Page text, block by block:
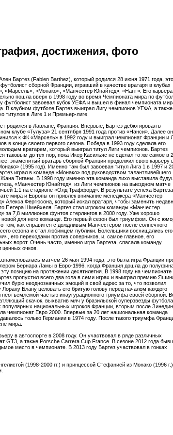
достижения, фото
Бартез (Fabien Barthez), который родился 28 июня 1971 года, это
сборной Франции, игравший в качестве вратаря в клубах
«Марсель», «Монако», «Манчестер Юнайтед», «Нант». Его карьера
пошла вверх в 1998 году во время Чемпионата мира по
футболист завоевал кубок УЕФА и вышел в финал чемпионата
В клубном футболе Бартез выиграл Лигу чемпионов УЕФА, а также
титулов в Лиге 1 и Премьер-лиге.
родился в Лавлане, Франция. Впервые, Бартез дебютировал в
клубе «Тулуза» 21 сентября 1991 года против «Нанси». Далее он
к ФК «Марсель» в 1992 году и выиграл чемпионат Франции и
в конце своего первого сезона. Победа в 1993 году сделала его
вратарем, который выиграл титул Лиги чемпионов. Бартез
таковым до тех пор, пока Икер Касильяс не сделал то же самое в
знаменитый вратарь сборной Франции продолжил свою карьеру
(1995 год). Именно там был завоеван титул Лига 1 в 1997 и
играл в команде «Монако» под руководством талантливейшего
Жана Тиганы. В 1998 году именно эта команда лихо выставила
«Манчестер Юнайтед», из Лиги чемпионов на выездном матче
1:1 на стадионе «Олд Траффорд». В результате успеха
мира и Европы он привлек внимание менеджера «Манчестер
Алекса Фергюсона, который искал вратаря, чтобы заменить
Петера Шмейхеля. Бартез стал игроком команды «Манчестер
за 7,8 миллионов фунтов стерлингов в 2000 году. Уже хорошо
новой для него команде. Его первый сезон был триумфом. Он с
том, как справится с дождливым Манчестером после солнечного
сезона и стал любимцем публики. Болельщики восхищались его
его переходами против соперников, и, самое главное, его
ворот. Очень часто, именно игра Бартеза, спасала команду
ценных очков.
матчем 26 мая 1994 года, это была игра Франции
Бернара Ламы в Евро-1996, когда Франция дошла до
позицию на протяжении десятилетия. В 1998 году на чемпионате
пропустил всего два гола в семи играх и выиграл премию
бурю неоднозначных эмоций в свой адрес за то, что позволил
Блану целовать его бритую голову перед началом каждого
частью инаугурационного триумфа своей сборной.
скачок, выхватив мяч у бразильской суперзвезды футбола
национальных игроков Франции, вторым после
чемпионат Евро 2000. Впервые за 20 лет национальная команда
только Германии в 1974 году. После такого триумфа
мира.
в автоспорте в 2008 году. Он участвовал в ряде различных
GT3, а также Porsche Carrera Cup France. В сезоне 2012 года
место в чемпионате. В 2013 году Бартез участвовал в гонках
(1998-2000 гг.) и принцессой Стефанией из Монако (1996